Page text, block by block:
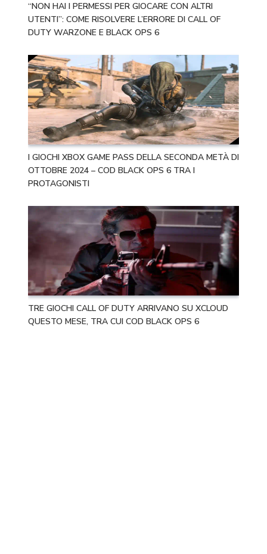
“NON HAI I PERMESSI PER GIOCARE CON ALTRI
UTENTI”: COME RISOLVERE L’ERRORE DI CALL OF
DUTY WARZONE E BLACK OPS 6
I GIOCHI XBOX GAME PASS DELLA SECONDA METÀ DI
OTTOBRE 2024 – COD BLACK OPS 6 TRA I
PROTAGONISTI
TRE GIOCHI CALL OF DUTY ARRIVANO SU XCLOUD
QUESTO MESE, TRA CUI COD BLACK OPS 6